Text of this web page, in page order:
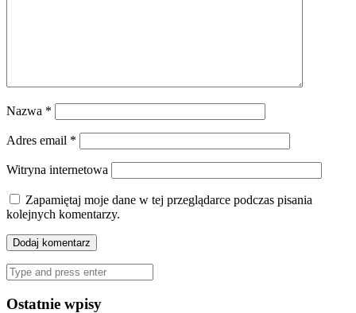
Nazwa *
Adres email *
Witryna internetowa
Zapamiętaj moje dane w tej przeglądarce podczas pisania
kolejnych komentarzy.
Search
for:
Ostatnie wpisy